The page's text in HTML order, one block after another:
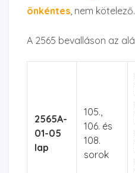
önkéntes, nem kötelező.
A 2565 bevalláson az
2565A-
01-05
lap
105.,
106. és
108.
sorok